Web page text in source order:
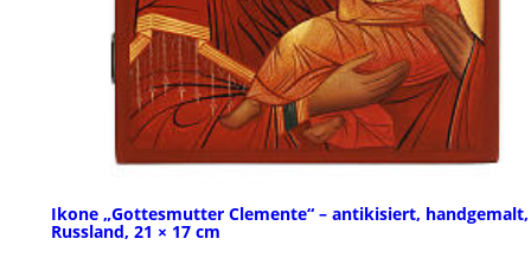
Ikone „Gottesmutter Clemente“ – antikisiert, handgemalt,
Russland, 21 × 17 cm